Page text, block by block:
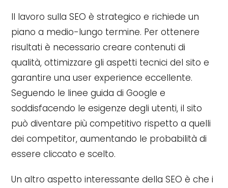
Il lavoro sulla SEO è strategico e richiede un
piano a medio-lungo termine. Per ottenere
risultati è necessario creare contenuti di
qualità, ottimizzare gli aspetti tecnici del sito e
garantire una user experience eccellente.
Seguendo le linee guida di Google e
soddisfacendo le esigenze degli utenti, il sito
può diventare più competitivo rispetto a quelli
dei competitor, aumentando le probabilità di
essere cliccato e scelto.
Un altro aspetto interessante della SEO è che i